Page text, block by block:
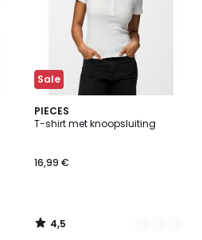
Sale
PIECES
T-shirt met knoopsluiting
16,99 €
4,5
/ 5
2
Kleuren
4,5
/